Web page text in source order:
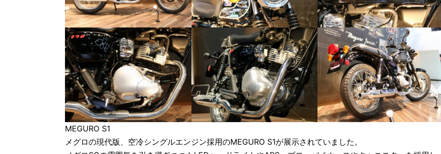
MEGURO S1
メグロの現代版、空冷シングルエンジン採用のMEGURO S1が展示されていました。